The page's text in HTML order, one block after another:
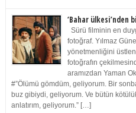
‘Bahar ülkesi’nden
Sürü filminin en
fotoğraf. Yılmaz
yönetmenliğini
fotoğrafın
aramızdan Yaman
#”Ölümü gömdüm, geliyorum. Bir
buz gibiydi, geliyorum. Ve bütün
anlatırım, geliyorum.” […]